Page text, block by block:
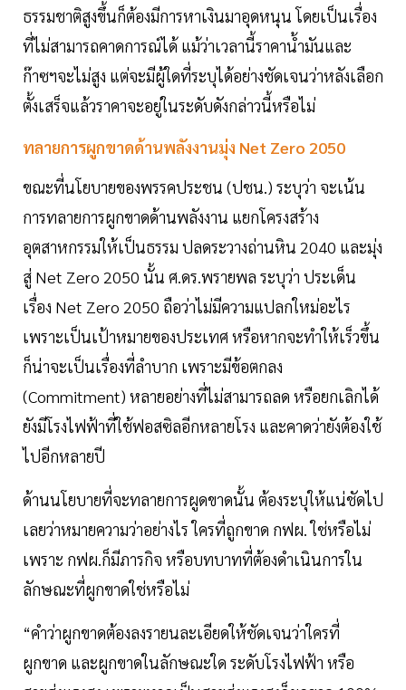
ธรรมชาติสูงขึ้นก็ต้องมีการหาเงินมาอุดหนุน โดยเป็นเรื่อง
ที่ไม่สามารถคาดการณ์ได้ แม้ว่าเวลานี้ราคาน้ำมันและ
ก๊าซฯจะไม่สูง แต่จะมีผู้ใดที่ระบุได้อย่างชัดเจนว่าหลังเลือก
ตั้งเสร็จแล้วราคาจะอยู่ในระดับดังกล่าวนี้หรือไม่
ทลายการผูกขาดด้านพลังงานมุ่ง Net Zero 2050
ขณะที่นโยบายของพรรคประชน (ปชน.) ระบุว่า จะเน้น
การทลายการผูกขาดด้านพลังงาน แยกโครงสร้าง
อุตสาหกรรมให้เป็นธรรม ปลดระวางถ่านหิน 2040 และมุ่ง
สู่ Net Zero 2050 นั้น ศ.ดร.พรายพล ระบุว่า ประเด็น
เรื่อง Net Zero 2050 ถือว่าไม่มีความแปลกใหม่อะไร
เพราะเป็นเป้าหมายของประเทศ หรือหากจะทำให้เร็วขึ้น
ก็น่าจะเป็นเรื่องที่ลำบาก เพราะมีข้อตกลง
(Commitment) หลายอย่างที่ไม่สามารถลด หรือยกเลิกได้
ยังมีโรงไฟฟ้าที่ใช้ฟอสซิลอีกหลายโรง และคาดว่ายังต้องใช้
ไปอีกหลายปี
ด้านนโยบายที่จะทลายการผูดขาดนั้น ต้องระบุให้แน่ชัดไป
เลยว่าหมายความว่าอย่างไร ใครที่ถูกขาด กฟผ. ใช่หรือไม่
เพราะ กฟผ.ก็มีภารกิจ หรือบทบาทที่ต้องดำเนินการใน
ลักษณะที่ผูกขาดใช่หรือไม่
“คำว่าผูกขาดต้องลงรายนละเอียดให้ชัดเจนว่าใครที่
ผูกขาด และผูกขาดในลักษณะใด ระดับโรงไฟฟ้า หรือ